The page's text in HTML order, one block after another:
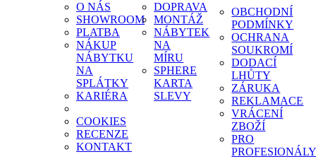
O NÁS
SHOWROOM
PLATBA
NÁKUP
NÁBYTKU
NA
SPLÁTKY
KARIÉRA
COOKIES
RECENZE
KONTAKT
DOPRAVA
MONTÁŽ
NÁBYTEK
NA
MÍRU
SPHERE
KARTA
SLEVY
OBCHODNÍ
PODMÍNKY
OCHRANA
SOUKROMÍ
DODACÍ
LHŮTY
ZÁRUKA
REKLAMACE
VRÁCENÍ
ZBOŽÍ
PRO